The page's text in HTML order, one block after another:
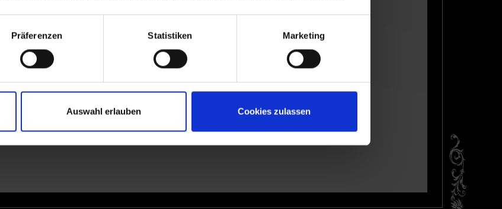
Präferenzen Statistiken Marketing
Auswahl erlauben Cookies zulassen